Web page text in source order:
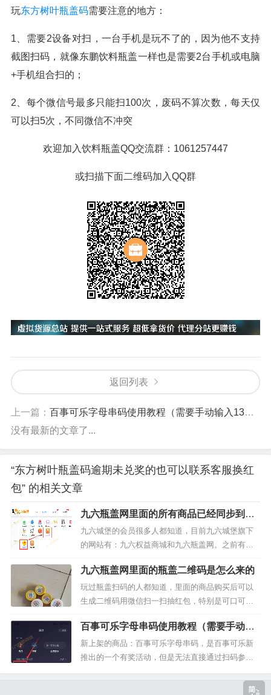
玩东方树叶瓶盖码需要注意的地方：
1、需要2设备对扫，一台手机是玩不了的，因为他不支持
截图扫码，就像东鹏饮料瓶盖一样也是需要2台手机或电脑
+手机组合扫的；
2、每个微信号最多只能扫100次，废码不算次数，每天仅
可以扫5次，不同微信不冲突
欢迎加入饮料瓶盖QQ交流群：1061257447
或扫描下面二维码加入QQ群
返回列表
上一篇： 百事可乐字母串码使用教程（需要手动输入13位串码）
没有最新的文章了...
“东方树叶瓶盖码逾期未兑奖的也可以联系客服换红
包” 的相关文章
九六瓶盖网里面的所有商品已经同步到九
六城堡权益商城了
九六城堡的会员很多人都知道，目前九六城堡旗下
的网站有：九六权益商城和九六瓶盖网。之前有些
用户想要抽可乐瓶盖码就必须要去96瓶盖网里面重
新注册，充值余额来下单，虽然也很快很方便，但
是得打开两个网址了，有时候账号密码都搞混了，
所以为了方便广大九六城堡的用户在网站下单，今
天我把九六瓶盖网里面的所有商品都同...
九六瓶盖网里面的瓶盖二维码是怎么来的
玩过瓶盖扫码的人都知道，里面的商品购买后可以
生成二维码用微信扫一扫抽红包，特别是可口可乐
可以说是最划算稳赚不赔的商品，几分钱可以抽1.8
8元红包，中一次可以玩一星期，所以很多人每天必
打卡的就是可乐抽奖。那么，有些人就好奇了，96
瓶盖网里面的商品瓶盖码是哪里来的？今天我就给
百事可乐字母串码使用教程（需要手动输
入13位串码）
新上架的商品：百事可乐字母串码，是百事可乐新
推出的一个有奖活动，但是无法直接通过扫码参
有点类似于刮刮彩的玩法，可以中1.88元现金，不